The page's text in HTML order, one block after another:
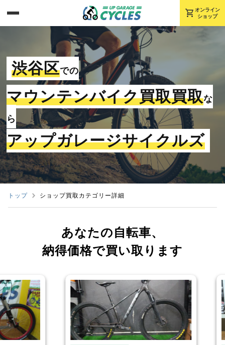
shopping_cart オンライン
ショップ
渋谷区での
マウンテンバイク買取買取な
ら
アップガレージサイクルズ
トップ ショップ買取カテゴリー詳細
あなたの自転車、
納得価格で買い取ります